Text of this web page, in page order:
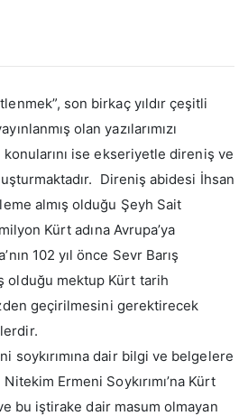
son birkaç yıldır çeşitli
olan yazılarımızı
konularını ise ekseriyetle direniş ve
Direniş abidesi İhsan
almış olduğu Şeyh Sait
Kürt adına Avrupa’ya
102 yıl önce Sevr Barış
olduğu mektup Kürt tarih
geçirilmesini gerektirecek
soykırımına dair bilgi ve belgelere
Ermeni Soykırımı’na Kürt
bu iştirake dair masum olmayan